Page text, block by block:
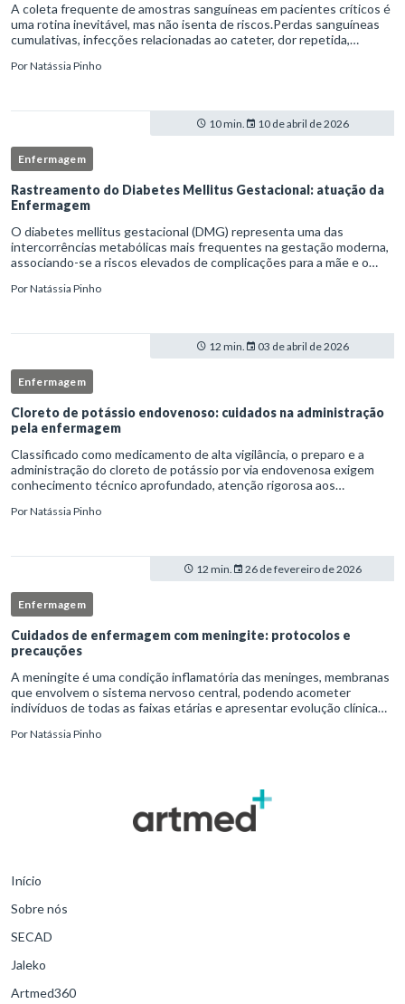
A coleta frequente de amostras sanguíneas em pacientes críticos é
uma rotina inevitável, mas não isenta de riscos.Perdas sanguíneas
cumulativas, infecções relacionadas ao cateter, dor repetida,
PorNatássia Pinho
10 min. 10 de abril de 2026
Enfermagem
Rastreamento do Diabetes Mellitus Gestacional: atuação da
Enfermagem
O diabetes mellitus gestacional (DMG) representa uma das
intercorrências metabólicas mais frequentes na gestação moderna,
associando-se a riscos elevados de complicações para a mãe e o
enferm
PorNatássia Pinho
12 min. 03 de abril de 2026
Enfermagem
Cloreto de potássio endovenoso: cuidados na administração
pela enfermagem
Classificado como medicamento de alta vigilância, o preparo e a
administração do cloreto de potássio por via endovenosa exigem
conhecimento técnico aprofundado, atenção rigorosa aos
enfermag
PorNatássia Pinho
12 min. 26 de fevereiro de 2026
Enfermagem
Cuidados de enfermagem com meningite: protocolos e
precauções
A meningite é uma condição inflamatória das meninges, membranas
que envolvem o sistema nervoso central, podendo acometer
indivíduos de todas as faixas etárias e apresentar evolução clínica
PorNatássia Pinho
Início
Sobre nós
SECAD
Jaleko
Artmed360